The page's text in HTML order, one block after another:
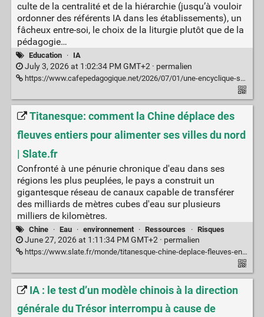
culte de la centralité et de la hiérarchie (jusqu’à vouloir
ordonner des référents IA dans les établissements), un
fâcheux entre-soi, le choix de la liturgie plutôt que de la
pédagogie…
Education · IA
July 3, 2026 at 1:02:34 PM GMT+2 · permalien
https://www.cafepedagogique.net/2026/07/01/une-encyclique-sur-lia-en-education/
Titanesque: comment la Chine déplace des
fleuves entiers pour alimenter ses villes du nord
| Slate.fr
Confronté à une pénurie chronique d'eau dans ses
régions les plus peuplées, le pays a construit un
gigantesque réseau de canaux capable de transférer
des milliards de mètres cubes d'eau sur plusieurs
milliers de kilomètres.
Chine · Eau · environnement · Ressources · Risques
June 27, 2026 at 1:11:34 PM GMT+2 · permalien
https://www.slate.fr/monde/titanesque-chine-deplace-fleuves-entiers-alimenter-villes-nord-eau-canaux-agriculture-nord-sud-population-environnement-climat
IA : le test d’un modèle chinois à la direction
générale du Trésor interrompu à cause de